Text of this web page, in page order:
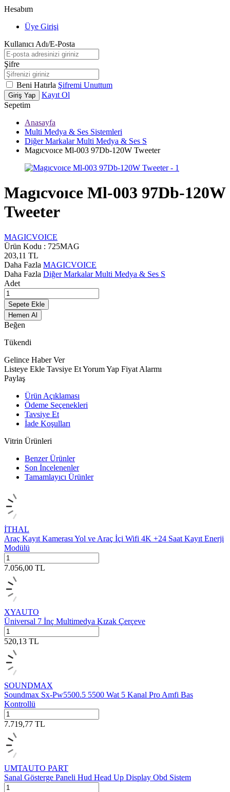
Hesabım
Üye Girişi
Kullanıcı Adı/E-Posta
Şifre
Beni Hatırla Şifremi Unuttum
Giriş Yap
Kayıt Ol
Sepetim
Anasayfa
Multi Medya & Ses Sistemleri
Diğer Markalar Multi Medya & Ses S
Magıcvoıce Ml-003 97Db-120W Tweeter
Magıcvoıce Ml-003 97Db-120W
Tweeter
MAGICVOICE
Ürün Kodu : 725MAG
203,11 TL
Daha Fazla MAGICVOICE
Daha Fazla Diğer Markalar Multi Medya & Ses S
Adet
Sepete Ekle
Hemen Al
Beğen
Tükendi
Gelince Haber Ver
Listeye Ekle Tavsiye EtYorum Yap Fiyat Alarmı
Paylaş
Ürün Açıklaması
Ödeme Seçenekleri
Tavsiye Et
İade Koşulları
Vitrin Ürünleri
Benzer Ürünler
Son İncelenenler
Tamamlayıcı Ürünler
İTHAL
Araç Kayıt Kamerası Yol ve Araç İçi Wifi 4K +24 Saat Kayıt Enerji
Modülü
7.056,00 TL
XYAUTO
Üniversal 7 İnç Multimedya Kızak Çerçeve
520,13 TL
SOUNDMAX
Soundmax Sx-Pw5500.5 5500 Wat 5 Kanal Pro Amfi Bas
Kontrollü
7.719,77 TL
UMTAUTO PART
Sanal Gösterge Paneli Hud Head Up Display Obd Sistem